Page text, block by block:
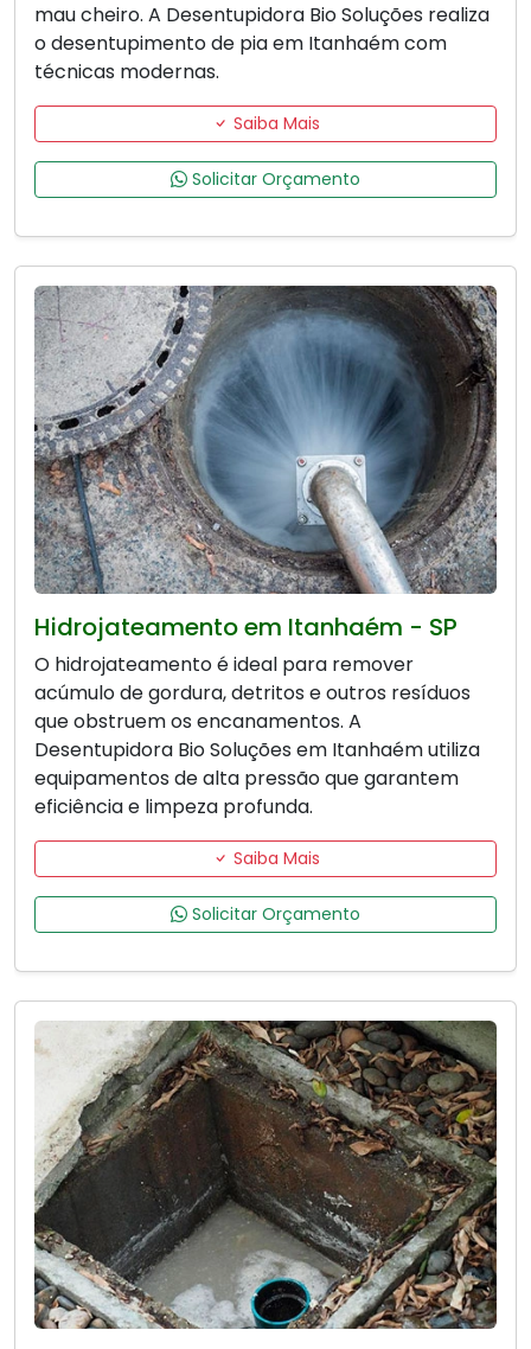
mau cheiro. A Desentupidora Bio Soluções realiza
o desentupimento de pia em Itanhaém com
técnicas modernas.
Saiba Mais
Solicitar Orçamento
Hidrojateamento em Itanhaém - SP
O hidrojateamento é ideal para remover
acúmulo de gordura, detritos e outros resíduos
que obstruem os encanamentos. A
Desentupidora Bio Soluções em Itanhaém utiliza
equipamentos de alta pressão que garantem
eficiência e limpeza profunda.
Saiba Mais
Solicitar Orçamento